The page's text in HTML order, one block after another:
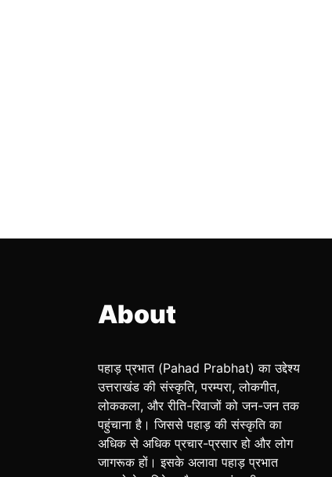
About
पहाड़ प्रभात (Pahad Prabhat) का उद्देश्य
उत्तराखंड की संस्कृति, परम्परा, लोकगीत,
लोककला, और रीति-रिवाजों को जन-जन तक
पहुंचाना है। जिससे पहाड़ की संस्कृति का
अधिक से अधिक प्रचार-प्रसार हो और लोग
जागरूक हों। इसके अलावा पहाड़ प्रभात